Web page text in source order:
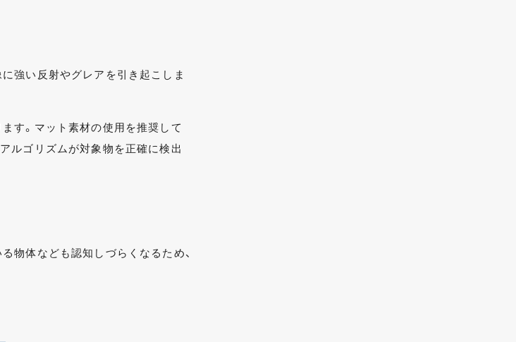
強い反射やグレアを引き起こしま
す。マット素材の使用を推奨して
ルゴリズムが対象物を正確に検出
物体なども認知しづらくなるため、